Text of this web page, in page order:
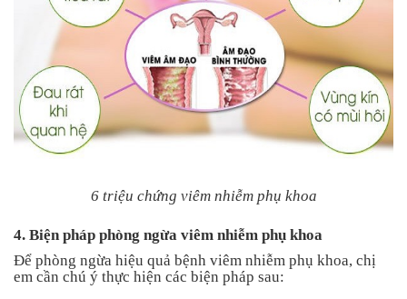
6 triệu chứng viêm nhiễm phụ khoa
4. Biện pháp phòng ngừa viêm nhiễm phụ khoa
Để phòng ngừa hiệu quả bệnh viêm nhiễm phụ khoa, chị
em cần chú ý thực hiện các biện pháp sau: